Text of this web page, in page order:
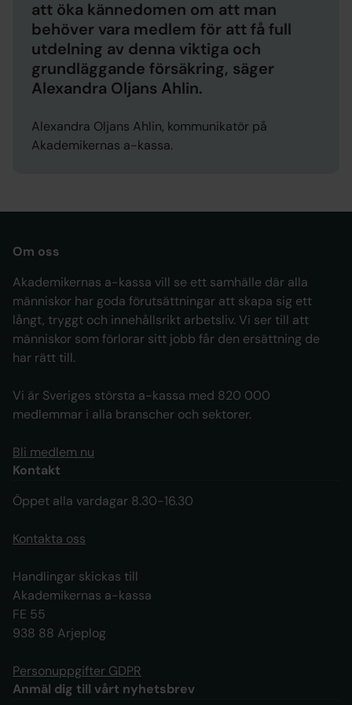
att öka kännedomen om att man
behöver vara medlem för att få full
utdelning av denna viktiga och
grundläggande försäkring, säger
Alexandra Oljans Ahlin.
Alexandra Oljans Ahlin, kommunikatör på
Akademikernas a-kassa.
Om oss
Akademikernas a-kassa vill se ett samhälle där alla
människor har goda förutsättningar att skapa sig ett
långt, tryggt och innehållsrikt arbetsliv. Vi ser till att
människor som förlorar sitt jobb får den ersättning de
har rätt till.
Vi är Sveriges största a-kassa med 820 000
medlemmar i alla branscher och sektorer.
Bli medlem nu
Kontakt
Öppet alla vardagar 8.30-16.30
Kontakta oss
Handlingar skickas till
Akademikernas a-kassa
FE 55
938 88 Arjeplog
Personuppgifter GDPR
Anmäl dig till vårt nyhetsbrev